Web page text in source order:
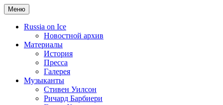
Меню
Russia on Ice
Новостной архив
Материалы
История
Пресса
Галерея
Музыканты
Стивен Уилсон
Ричард Барбиери